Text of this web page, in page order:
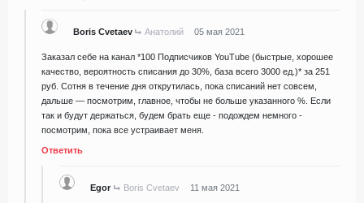
Boris Cvetaev Анатолий 05 мая 2021
Заказал себе на канал *100 Подписчиков YouTube (быстрые, хорошее
качество, вероятность списания до 30%, база всего 3000 ед.)* за 251
руб. Сотня в течение дня открутилась, пока списаний нет совсем,
дальше — посмотрим, главное, чтобы не больше указанного %. Если
так и будут держаться, будем брать еще - подождем немного -
посмотрим, пока все устраивает меня.
Ответить
Egor Boris Cvetaev 11 мая 2021